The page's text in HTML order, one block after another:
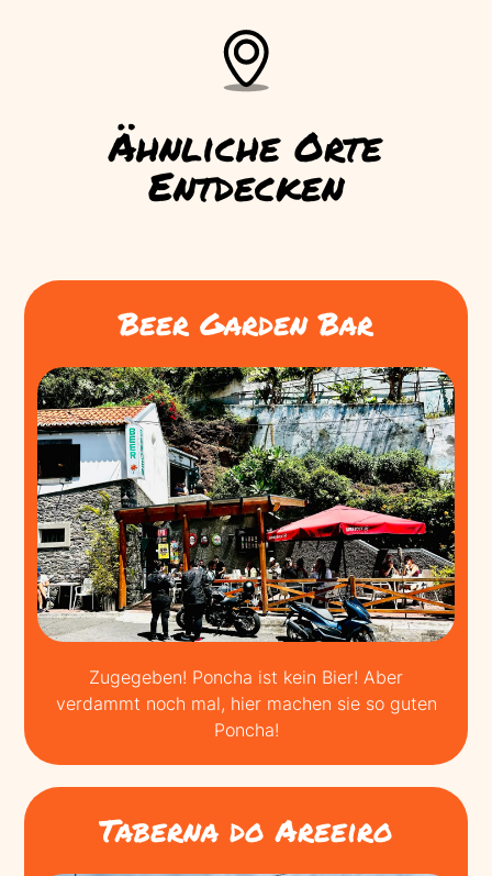
Ähnliche Orte
Entdecken
Beer Garden Bar
Zugegeben! Poncha ist kein Bier! Aber
verdammt noch mal, hier machen sie so guten
Poncha!
Taberna do Areeiro